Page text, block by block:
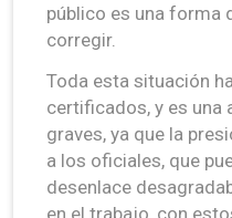
público es una forma
corregir.
Toda esta situación
certificados, y es una
graves, ya que la
a los oficiales, que
desenlace
en el trabajo, con